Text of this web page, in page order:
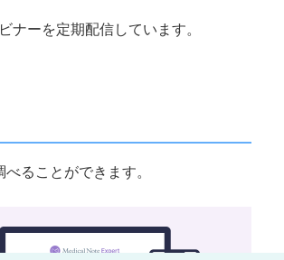
ーを定期配信しています。
ることができます。